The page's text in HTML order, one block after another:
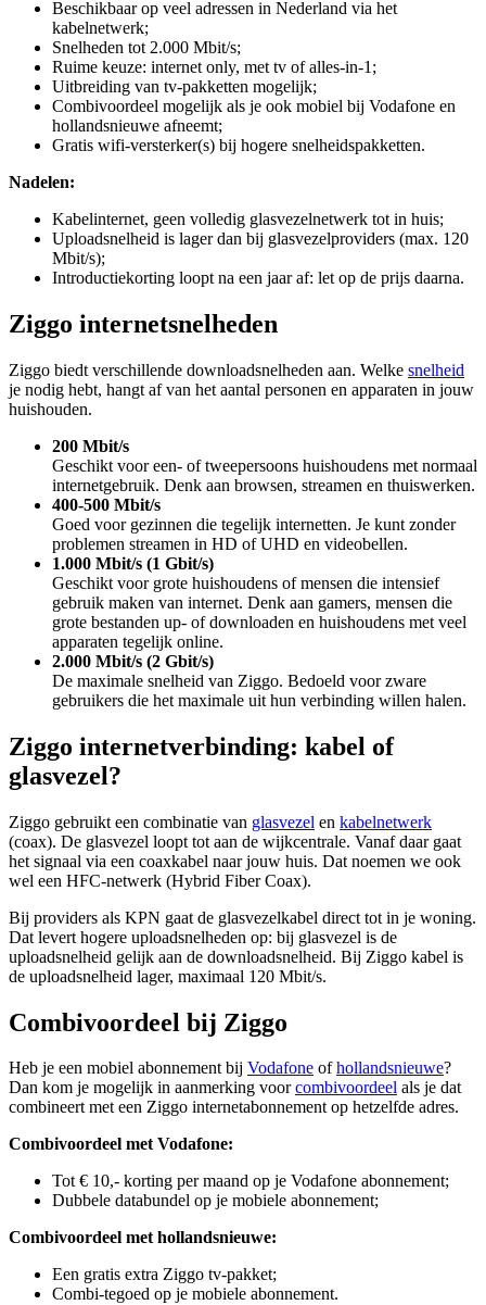
Beschikbaar op veel adressen in Nederland via het
kabelnetwerk;
Snelheden tot 2.000 Mbit/s;
Ruime keuze: internet only, met tv of alles-in-1;
Uitbreiding van tv-pakketten mogelijk;
Combivoordeel mogelijk als je ook mobiel bij Vodafone en
hollandsnieuwe afneemt;
Gratis wifi-versterker(s) bij hogere snelheidspakketten.
Nadelen:
Kabelinternet, geen volledig glasvezelnetwerk tot in huis;
Uploadsnelheid is lager dan bij glasvezelproviders (max. 120
Mbit/s);
Introductiekorting loopt na een jaar af: let op de prijs daarna.
Ziggo internetsnelheden
Ziggo biedt verschillende downloadsnelheden aan. Welke snelheid
je nodig hebt, hangt af van het aantal personen en apparaten in jouw
huishouden.
200 Mbit/s
Geschikt voor een- of tweepersoons huishoudens met normaal
internetgebruik. Denk aan browsen, streamen en thuiswerken.
400-500 Mbit/s
Goed voor gezinnen die tegelijk internetten. Je kunt zonder
problemen streamen in HD of UHD en videobellen.
1.000 Mbit/s (1 Gbit/s)
Geschikt voor grote huishoudens of mensen die intensief
gebruik maken van internet. Denk aan gamers, mensen die
grote bestanden up- of downloaden en huishoudens met veel
apparaten tegelijk online.
2.000 Mbit/s (2 Gbit/s)
De maximale snelheid van Ziggo. Bedoeld voor zware
gebruikers die het maximale uit hun verbinding willen halen.
Ziggo internetverbinding: kabel of
glasvezel?
Ziggo gebruikt een combinatie van glasvezel en kabelnetwerk
(coax). De glasvezel loopt tot aan de wijkcentrale. Vanaf daar gaat
het signaal via een coaxkabel naar jouw huis. Dat noemen we ook
wel een HFC-netwerk (Hybrid Fiber Coax).
Bij providers als KPN gaat de glasvezelkabel direct tot in je woning.
Dat levert hogere uploadsnelheden op: bij glasvezel is de
uploadsnelheid gelijk aan de downloadsnelheid. Bij Ziggo kabel is
de uploadsnelheid lager, maximaal 120 Mbit/s.
Combivoordeel bij Ziggo
Heb je een mobiel abonnement bij Vodafone ofhollandsnieuwe?
Dan kom je mogelijk in aanmerking voorcombivoordeel als je dat
combineert met een Ziggo internetabonnement op hetzelfde adres.
Combivoordeel met Vodafone:
Tot € 10,- korting per maand op je Vodafone abonnement;
Dubbele databundel op je mobiele abonnement;
Combivoordeel met hollandsnieuwe:
Een gratis extra Ziggo tv-pakket;
Combi-tegoed op je mobiele abonnement.